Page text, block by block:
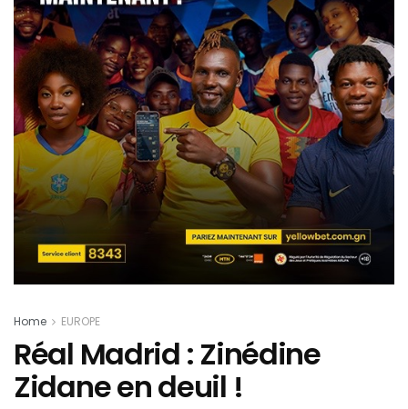
Home EUROPE
Réal Madrid : Zinédine
Zidane en deuil !